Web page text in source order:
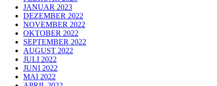
JANUAR 2023
DEZEMBER 2022
NOVEMBER 2022
OKTOBER 2022
SEPTEMBER 2022
AUGUST 2022
JULI 2022
JUNI 2022
MAI 2022